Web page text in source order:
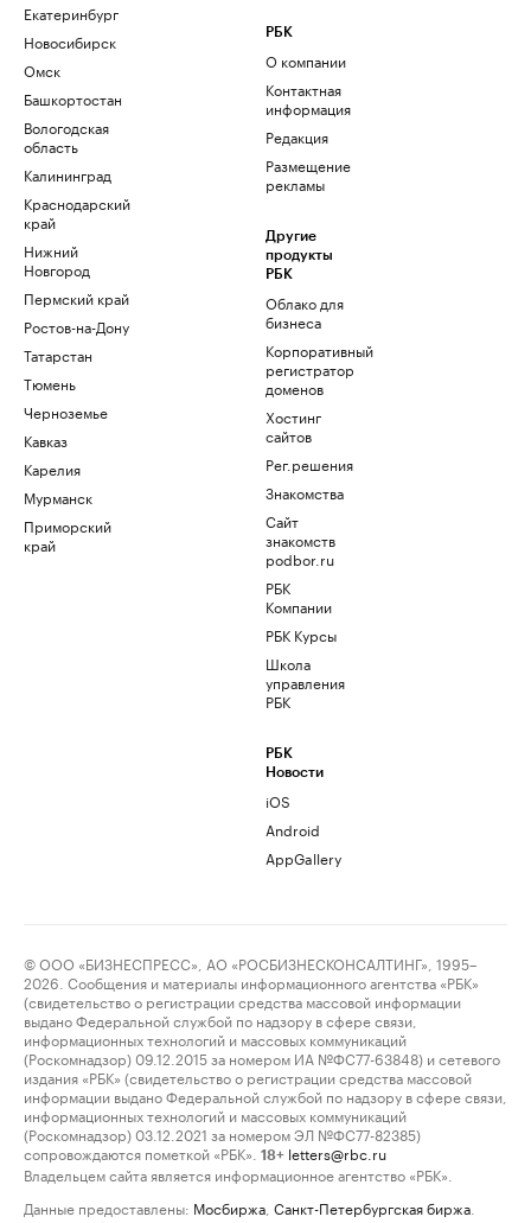
Екатеринбург
Новосибирск
Омск
Башкортостан
Вологодская
область
Калининград
Краснодарский
край
Нижний
Новгород
Пермский край
Ростов-на-Дону
Татарстан
Тюмень
Черноземье
Кавказ
Карелия
Мурманск
Приморский
край
РБК
О компании
Контактная
информация
Редакция
Размещение
рекламы
Другие
продукты
РБК
Облако для
бизнеса
Корпоративный
регистратор
доменов
Хостинг
сайтов
Рег.решения
Знакомства
Сайт
знакомств
podbor.ru
РБК
Компании
РБК Курсы
Школа
управления
РБК
РБК
Новости
iOS
Android
AppGallery
© ООО «БИЗНЕСПРЕСС», АО «РОСБИЗНЕСКОНСАЛТИНГ», 1995–
2026. Сообщения и материалы информационного агентства «РБК»
(свидетельство о регистрации средства массовой информации
выдано Федеральной службой по надзору в сфере связи,
информационных технологий и массовых коммуникаций
(Роскомнадзор) 09.12.2015 за номером ИА №ФС77-63848) и сетевого
издания «РБК» (свидетельство о регистрации средства массовой
информации выдано Федеральной службой по надзору в сфере связи,
информационных технологий и массовых коммуникаций
(Роскомнадзор) 03.12.2021 за номером ЭЛ №ФС77-82385)
сопровождаются пометкой «РБК».
18+ letters@rbc.ru
Владельцем сайта является информационное агентство «РБК».
Данные предоставлены: Мосбиржа Санкт-Петербургская биржа